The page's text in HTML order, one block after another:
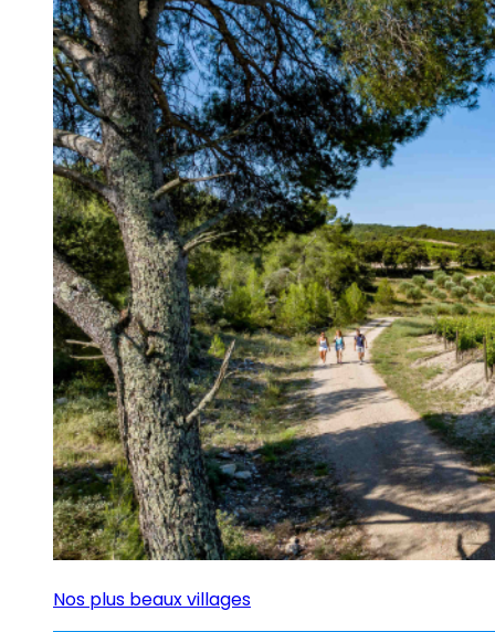
Nos plus beaux villages